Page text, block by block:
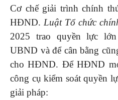
Cơ chế giải trình chính
HĐND. Luật Tổ chức
2025 trao quyền lực
UBND và để cân bằng
cho HĐND. Để HĐND
công cụ kiểm soát quyền
giải pháp: